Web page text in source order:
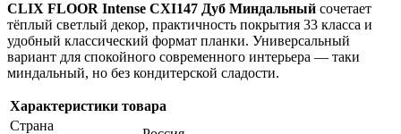
CLIX FLOOR Intense CXI147 Дуб Миндальный сочетает
тёплый светлый декор, практичность покрытия 33 класса и
удобный классический формат планки. Универсальный
вариант для спокойного современного интерьера — таки
миндальный, но без кондитерской сладости.
Характеристики товара
Страна